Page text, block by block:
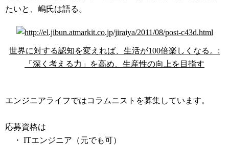
たいと、嶋氏は語る。
世界に対する認知を変えれば、生活が100倍楽しくなる。:
「深く考える力」を高め、生産性の向上を目指す
エンジニアライフではコラムニストを募集しています。
応募資格は
・ ITエンジニア（元でも可）